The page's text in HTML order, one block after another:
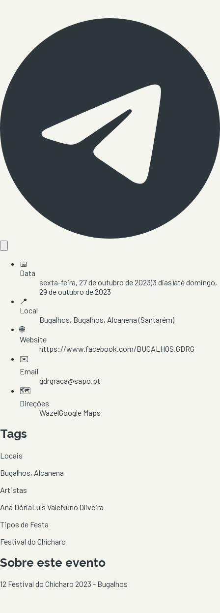
📅
Data
sexta-feira, 27 de outubro de 2023(3 dias)atédomingo,
29 de outubro de 2023
📍
Local
Bugalhos, Bugalhos, Alcanena(Santarém)
🌐
Website
https://www.facebook.com/BUGALHOS.GDRG
✉️
Email
gdrgraca@sapo.pt
🗺️
Direções
Waze|Google Maps
Tags
Locais
Bugalhos, Alcanena
Artistas
Ana DóriaLuís ValeNuno Oliveira
Tipos de Festa
Festival do Chícharo
Sobre este evento
12 Festival do Chícharo 2023 - Bugalhos